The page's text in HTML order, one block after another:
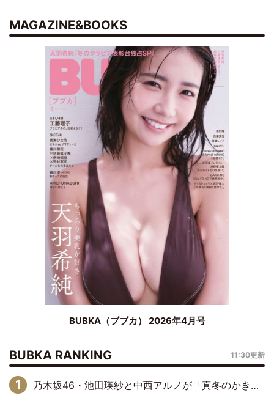
MAGAZINE&BOOKS
BUBKA（ブブカ） 2026年4月号
BUBKA RANKING 11:30更新
乃木坂46・池田瑛紗と中西アルノが「真冬のかき氷」騒動で火花散らす！ 因縁の裏にあるのは、逆境をともに“凌”ぐ似た者同士の絆